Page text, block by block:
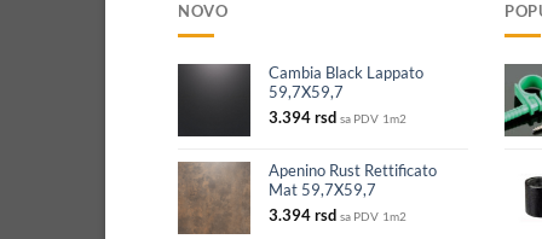
NOVO
Cambia Black Lappato
59,7X59,7
3.394 rsd sa PDV 1m2
Apenino Rust Rettificato
Mat 59,7X59,7
3.394 rsd sa PDV 1m2